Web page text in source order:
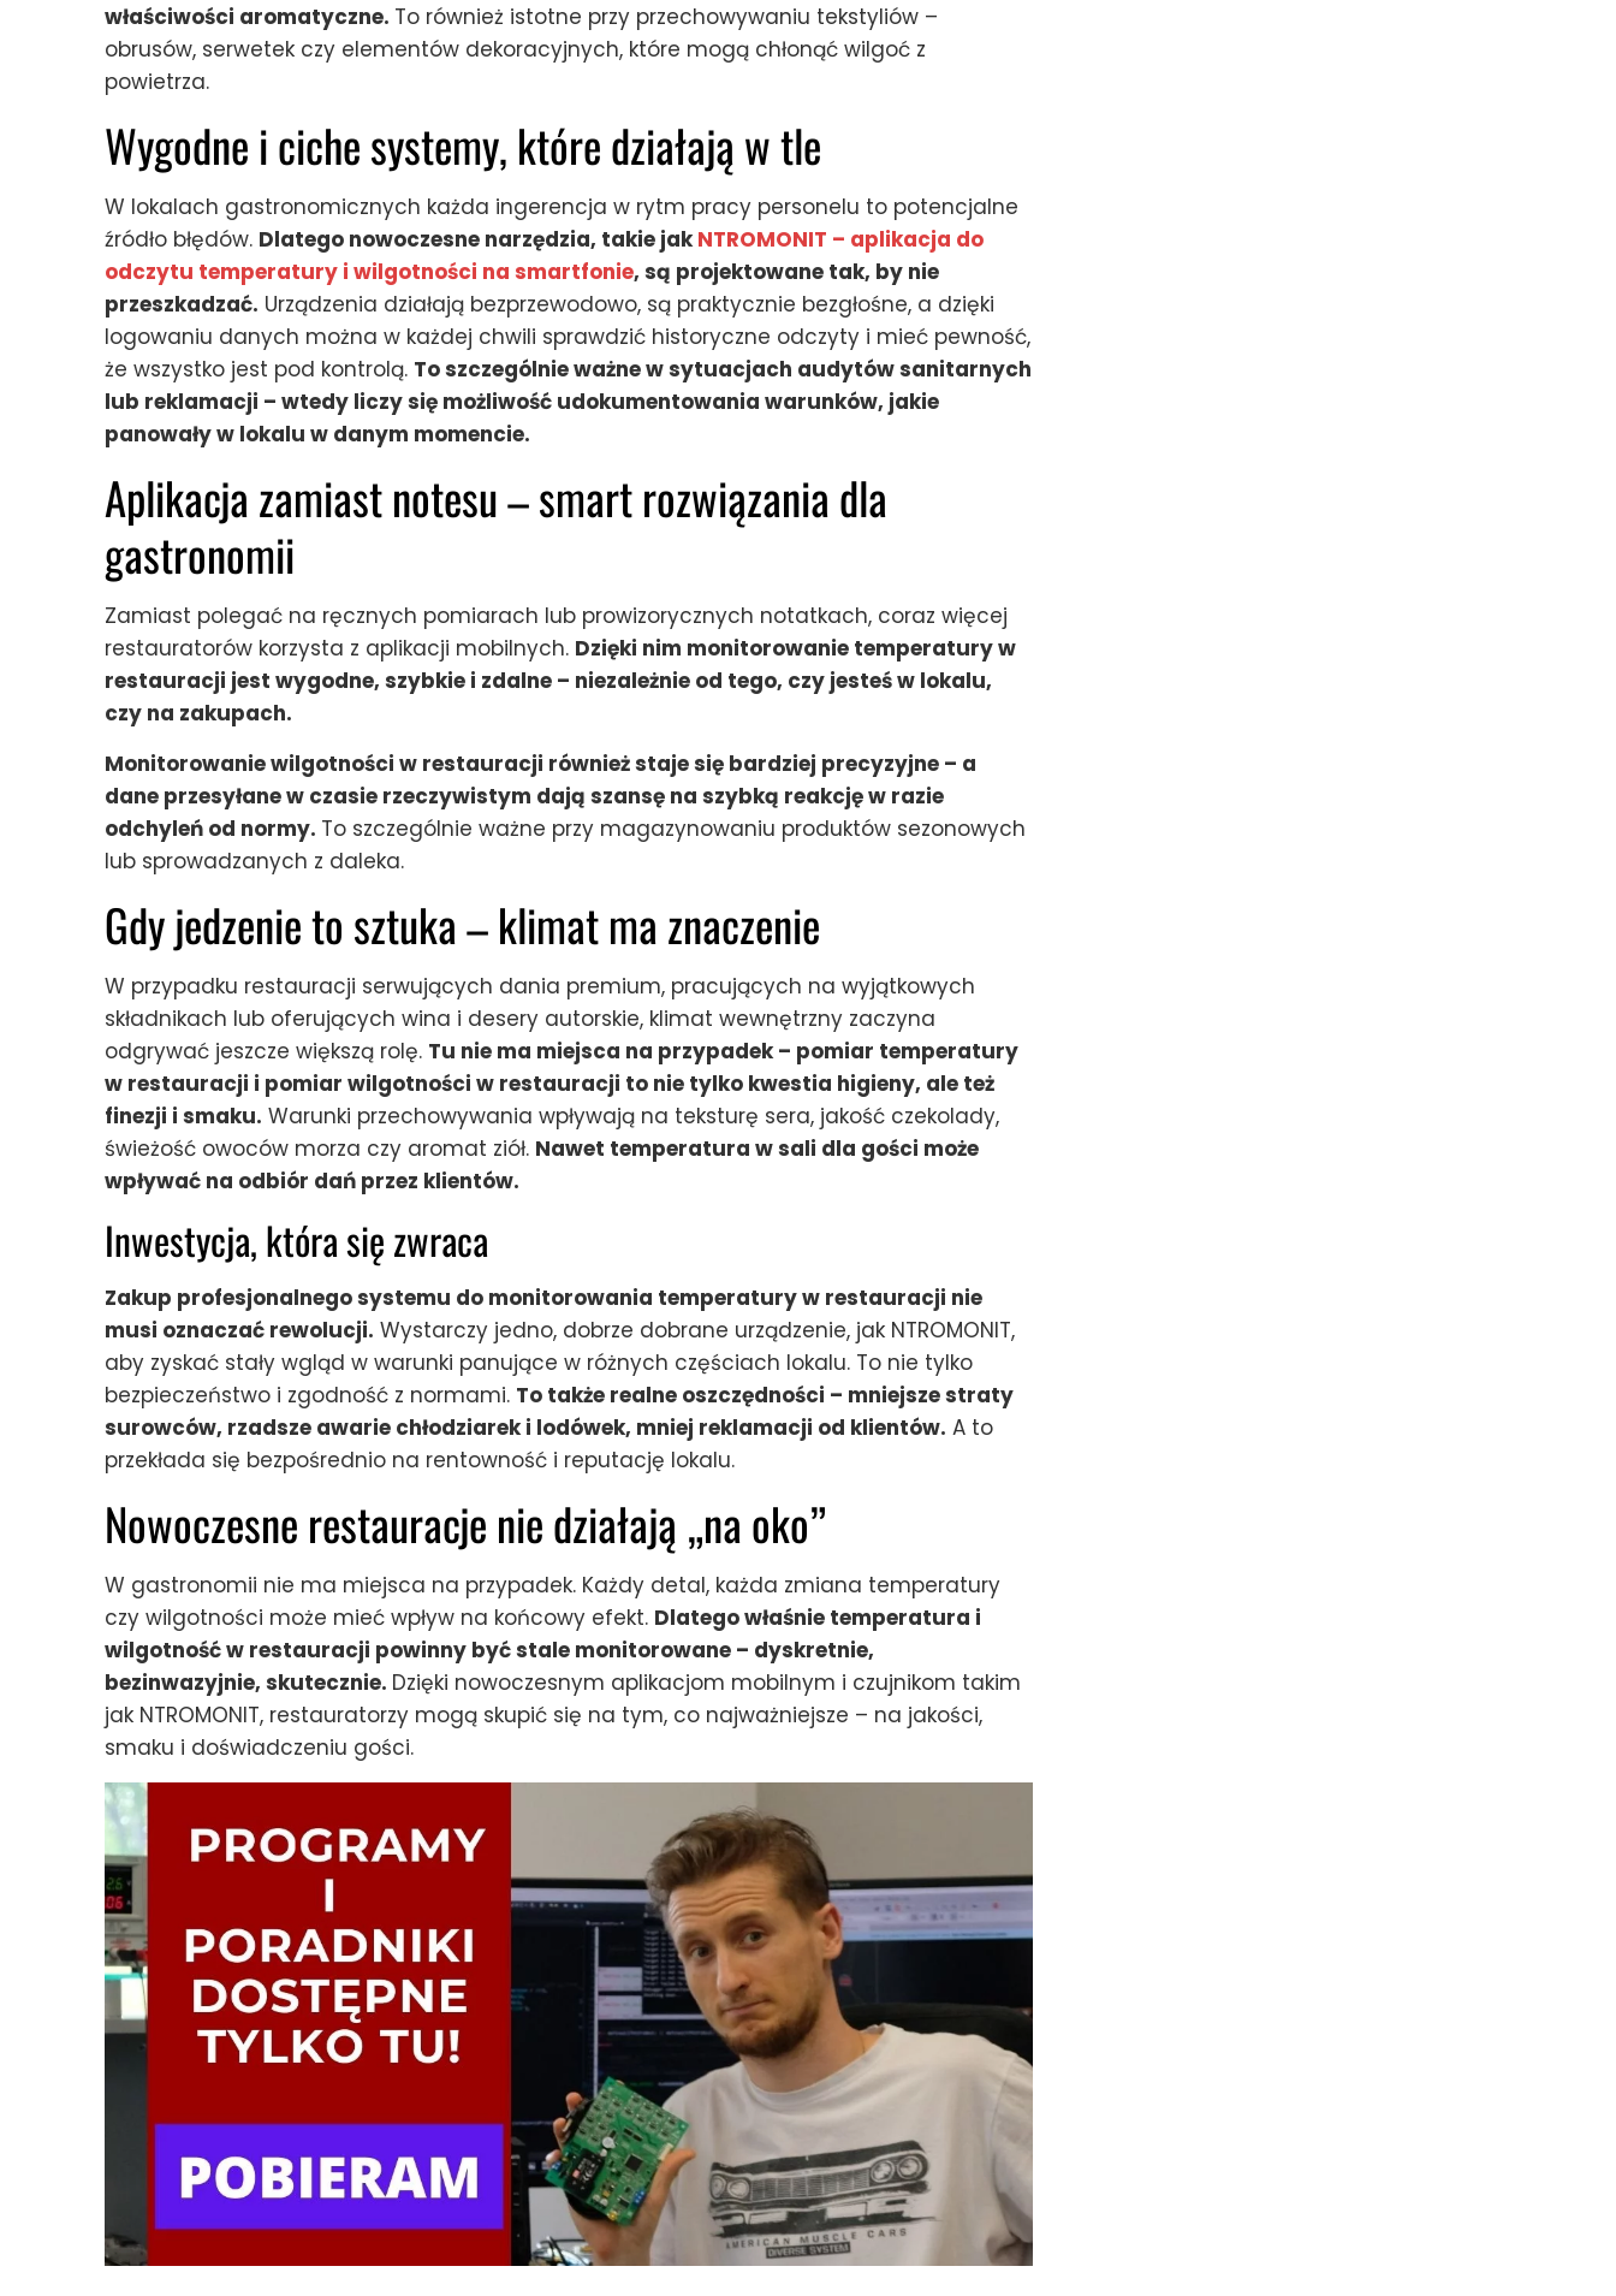
właściwości aromatyczne. To również istotne przy przechowywaniu tekstyliów –
obrusów, serwetek czy elementów dekoracyjnych, które mogą chłonąć wilgoć z
powietrza.
Wygodne i ciche systemy, które działają w tle
W lokalach gastronomicznych każda ingerencja w rytm pracy personelu to potencjalne
źródło błędów. Dlatego nowoczesne narzędzia, takie jak NTROMONIT – aplikacja do
odczytu temperatury i wilgotności na smartfonie, są projektowane tak, by nie
przeszkadzać. Urządzenia działają bezprzewodowo, są praktycznie bezgłośne, a dzięki
logowaniu danych można w każdej chwili sprawdzić historyczne odczyty i mieć pewność,
że wszystko jest pod kontrolą. To szczególnie ważne w sytuacjach audytów sanitarnych
lub reklamacji – wtedy liczy się możliwość udokumentowania warunków, jakie
panowały w lokalu w danym momencie.
Aplikacja zamiast notesu – smart rozwiązania dla
gastronomii
Zamiast polegać na ręcznych pomiarach lub prowizorycznych notatkach, coraz więcej
restauratorów korzysta z aplikacji mobilnych. Dzięki nim monitorowanie temperatury w
restauracji jest wygodne, szybkie i zdalne – niezależnie od tego, czy jesteś w lokalu,
czy na zakupach.
Monitorowanie wilgotności w restauracji również staje się bardziej precyzyjne – a
dane przesyłane w czasie rzeczywistym dają szansę na szybką reakcję w razie
odchyleń od normy. To szczególnie ważne przy magazynowaniu produktów sezonowych
lub sprowadzanych z daleka.
Gdy jedzenie to sztuka – klimat ma znaczenie
W przypadku restauracji serwujących dania premium, pracujących na wyjątkowych
składnikach lub oferujących wina i desery autorskie, klimat wewnętrzny zaczyna
odgrywać jeszcze większą rolę. Tu nie ma miejsca na przypadek – pomiar temperatury
w restauracji i pomiar wilgotności w restauracji to nie tylko kwestia higieny, ale też
finezji i smaku. Warunki przechowywania wpływają na teksturę sera, jakość czekolady,
świeżość owoców morza czy aromat ziół. Nawet temperatura w sali dla gości może
wpływać na odbiór dań przez klientów.
Inwestycja, która się zwraca
Zakup profesjonalnego systemu do monitorowania temperatury w restauracji nie
musi oznaczać rewolucji. Wystarczy jedno, dobrze dobrane urządzenie, jak NTROMONIT,
aby zyskać stały wgląd w warunki panujące w różnych częściach lokalu. To nie tylko
bezpieczeństwo i zgodność z normami. To także realne oszczędności – mniejsze straty
surowców, rzadsze awarie chłodziarek i lodówek, mniej reklamacji od klientów. A to
przekłada się bezpośrednio na rentowność i reputację lokalu.
Nowoczesne restauracje nie działają „na oko”
W gastronomii nie ma miejsca na przypadek. Każdy detal, każda zmiana temperatury
czy wilgotności może mieć wpływ na końcowy efekt. Dlatego właśnie temperatura i
wilgotność w restauracji powinny być stale monitorowane – dyskretnie,
bezinwazyjnie, skutecznie. Dzięki nowoczesnym aplikacjom mobilnym i czujnikom takim
jak NTROMONIT, restauratorzy mogą skupić się na tym, co najważniejsze – na jakości,
smaku i doświadczeniu gości.